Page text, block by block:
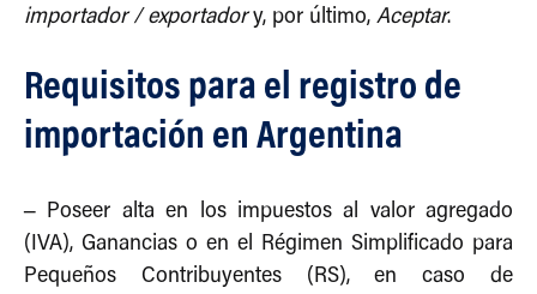
importador / exportadory, por último,Aceptar.
Requisitos para el registro de
importación en Argentina
– Poseer alta en los impuestos al valor agregado
(IVA), Ganancias o en el Régimen Simplificado para
Pequeños Contribuyentes (RS), en caso de